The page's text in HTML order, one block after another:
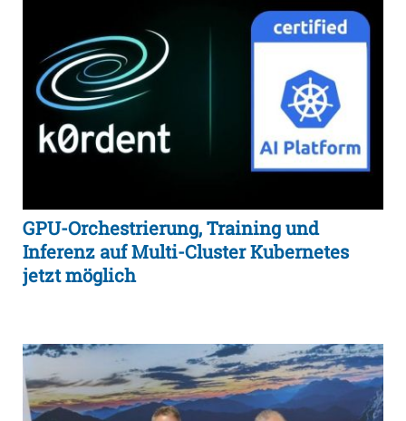
GPU-Orchestrierung, Training und
Inferenz auf Multi-Cluster Kubernetes
jetzt möglich